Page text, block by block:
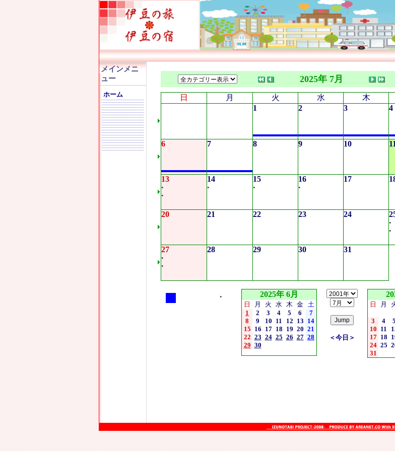
メインメニ
ュー
ホーム
2025年 7月
日 月 火 水 木
1
2 3 4
6 7 8 9 10 11
13
•
•
14
•
15
•
16
•
17
20 21 22 23 24
•
•
27
•
•
28 29 30 31
• 2025年 6月
日 月 火 水 木 金 土
1
2 3 4 5 6
7
8
9 10 11 12 13 14
15 16 17 18 19 20 21
22 23 24 25 26 27 28
29 30
＜今日＞
日 月
3
4 5
10 11
17 18
24 25
31